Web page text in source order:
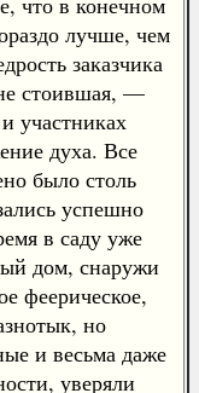
лучше, чем
заказчика
стоившая, —
участниках
духа. Все
было столь
успешно
в саду уже
дом, снаружи
феерическое,
но
и весьма даже
уверяли